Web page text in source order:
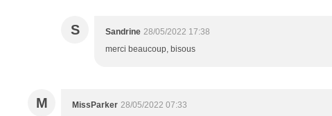
S Sandrine 28/05/2022 17:38
merci beaucoup, bisous
M MissParker 28/05/2022 07:33